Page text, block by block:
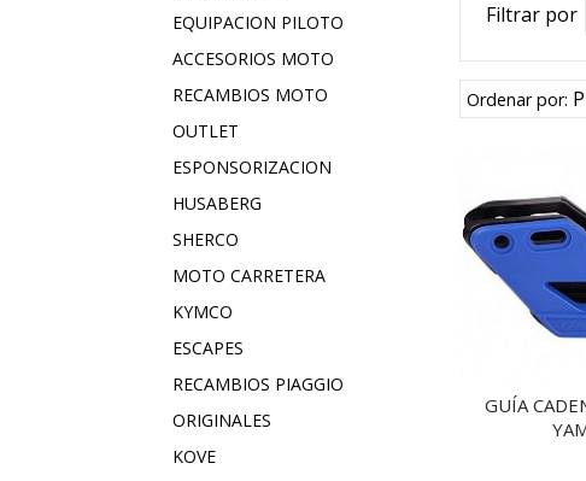
EQUIPACION PILOTO
ACCESORIOS MOTO
RECAMBIOS MOTO
OUTLET
ESPONSORIZACION
HUSABERG
SHERCO
MOTO CARRETERA
KYMCO
ESCAPES
RECAMBIOS PIAGGIO
ORIGINALES
KOVE
Filtrar por
Ordenar por:
GUÍA